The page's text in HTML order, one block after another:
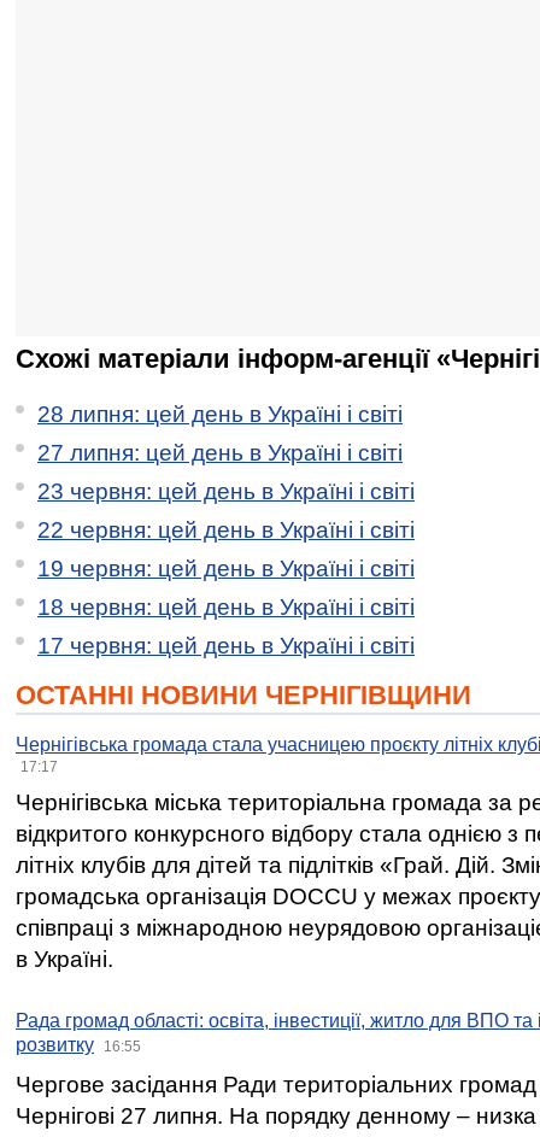
Схожі матеріали інформ-агенції
28 липня: цей день в Україні і світі
27 липня: цей день в Україні і світі
23 червня: цей день в Україні і світі
22 червня: цей день в Україні і світі
19 червня: цей день в Україні і світі
18 червня: цей день в Україні і світі
17 червня: цей день в Україні і світі
ОСТАННІ НОВИНИ ЧЕРНІГІВЩИНИ
Чернігівська громада стала учасницею проєкту літніх
17:17
Чернігівська міська територіальна громада за
відкритого конкурсного відбору стала однією
літніх клубів для дітей та підлітків «Грай. Дій.
громадська організація DOCCU у межах
співпраці з міжнародною неурядовою
в Україні.
Рада громад області: освіта, інвестиції, житло для ВПО
розвитку
16:55
Чергове засідання Ради територіальних громад
Чернігові 27 липня. На порядку денному –